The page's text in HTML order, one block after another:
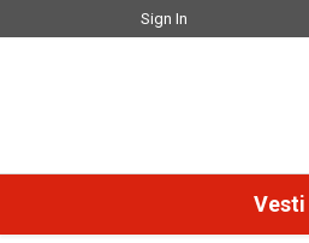
Sign In
Vesti